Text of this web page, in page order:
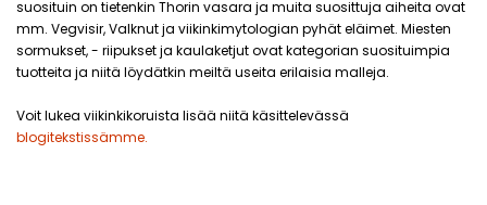
suosituin on tietenkin Thorin vasara ja muita suosittuja aiheita ovat
mm. Vegvisir, Valknut ja viikinkimytologian pyhät eläimet. Miesten
sormukset, - riipukset ja kaulaketjut ovat kategorian suosituimpia
tuotteita ja niitä löydätkin meiltä useita erilaisia malleja.
Voit lukea viikinkikoruista lisää niitä käsittelevässä
blogitekstissämme.